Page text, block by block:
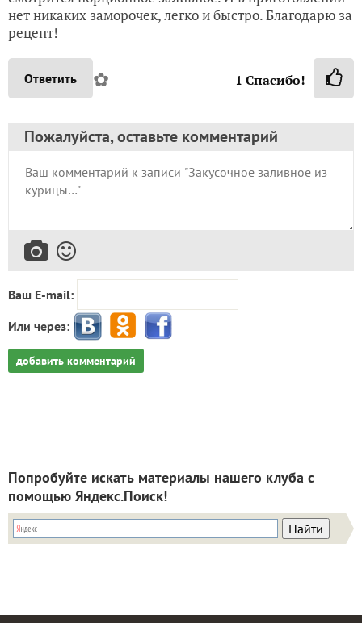
нет никаких заморочек, легко и быстро. Благодарю за
рецепт!
Ответить ✿ 1 Спасибо!
Пожалуйста, оставьте комментарий
Ваш E-mail:
Или через:
добавить комментарий
Попробуйте искать материалы нашего клуба с
помощью Яндекс.Поиск!